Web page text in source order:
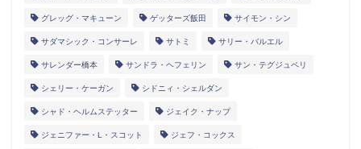
グレッグ・マキューン ゲッターズ飯田 サイモン・シン
サダマシック・コンサーレ サトミ サリー・バルエル
サレンダー橋本 サンドラ・ヘフェリン サン・テグジュペリ
シェリー・ケーガン シドニィ・シェルダン
シャド・ヘルムステッター ジェイク・ナップ
ジェニファー・L・スコット ジェフ・コックス